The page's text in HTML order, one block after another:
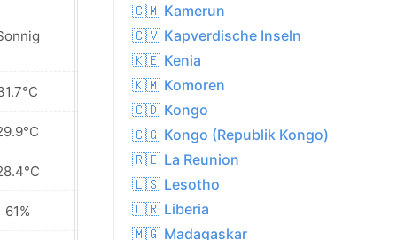
61%
Sonnig
31.9°C
29.9°C
28.0°C
62%
🇨🇲 Kamerun
🇨🇻 Kapverdische Inseln
🇰🇪 Kenia
🇰🇲 Komoren
🇨🇩 Kongo
🇨🇬 Kongo (Republik Kongo)
🇷🇪 La Reunion
🇱🇸 Lesotho
🇱🇷 Liberia
🇲🇬 Madagaskar